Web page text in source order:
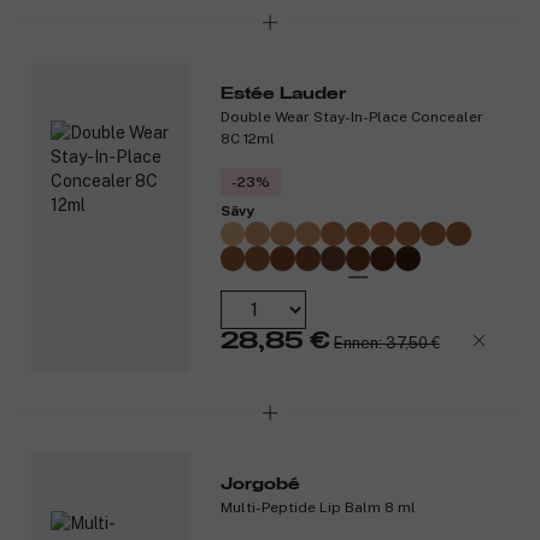
Estée Lauder
Double Wear Stay-In-Place Concealer
8C 12ml
-23%
Sävy
28,85 € Ennen: 37,50 €
Jorgobé
Multi-Peptide Lip Balm 8 ml